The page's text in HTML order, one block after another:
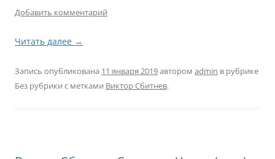
Добавить комментарий
Читать далее →
Запись опубликована 11 января 2019автором admin в рубрике
Без рубрики с метками Виктор Сбитнев.